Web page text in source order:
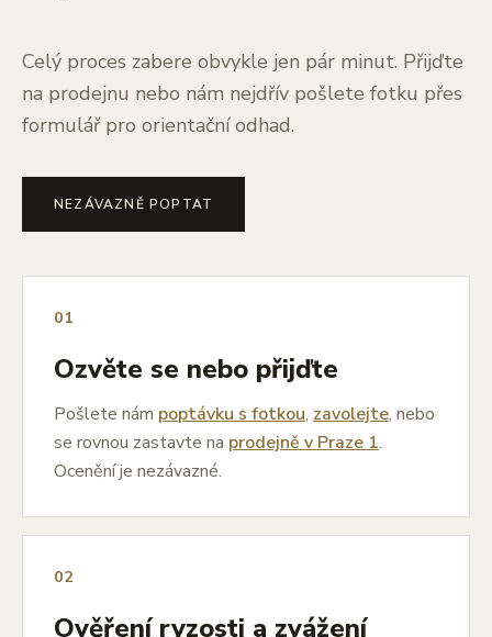
Celý proces zabere obvykle jen pár minut. Přijďte
na prodejnu nebo nám nejdřív pošlete fotku přes
formulář pro orientační odhad.
NEZÁVAZNĚ POPTAT
01
Ozvěte se nebo přijďte
Pošlete nám poptávku s fotkou, zavolejte, nebo
se rovnou zastavte na prodejně v Praze 1.
Ocenění je nezávazné.
02
Ověření ryzosti a zvážení